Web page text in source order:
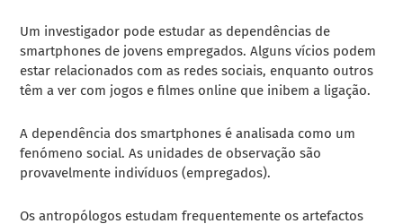
Um investigador pode estudar as dependências de
smartphones de jovens empregados. Alguns vícios podem
estar relacionados com as redes sociais, enquanto outros
têm a ver com jogos e filmes online que inibem a ligação.
A dependência dos smartphones é analisada como um
fenómeno social. As unidades de observação são
provavelmente indivíduos (empregados).
Os antropólogos estudam frequentemente os artefactos